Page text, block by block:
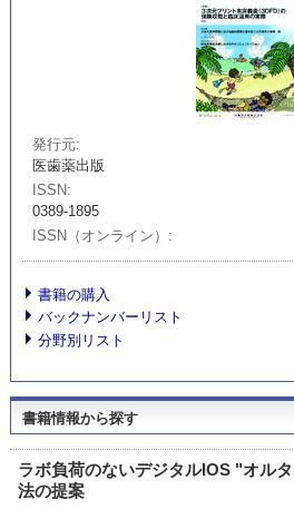
発行元
医歯薬出版
ISSN
0389-1895
ISSN（オンライン）
書籍の購入
バックナンバーリスト
分野別リスト
書籍情報から探す
ラボ負荷のないデジタルIOS "オル
法の提案